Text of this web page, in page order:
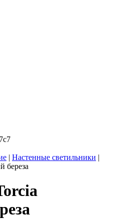
| Настенные светильники |
береза